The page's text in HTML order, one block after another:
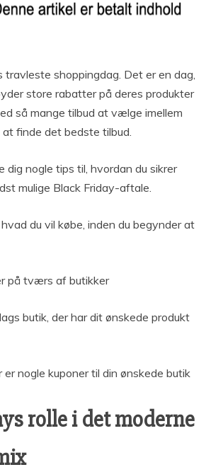
travleste shoppingdag. Det er en dag,
store rabatter på deres produkter
så mange tilbud at vælge imellem
finde det bedste tilbud.
dig nogle tips til, hvordan du sikrer
mulige Black Friday-aftale.
du vil købe, inden du begynder at
på tværs af butikker
butik, der har dit ønskede produkt
er nogle kuponer til din ønskede butik
rolle i det moderne